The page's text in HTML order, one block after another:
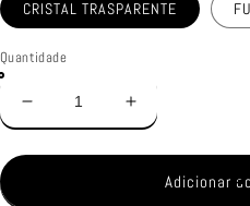
CRISTAL TRASPARENTE
Quantidade
Diminuir
a
quantidade
Aumentar
a
quantidade
Adicionar